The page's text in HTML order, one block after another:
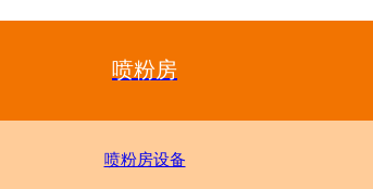
喷粉房
喷粉房设备